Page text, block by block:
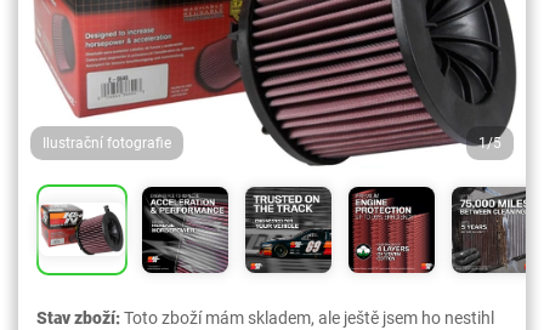
Ilustrační fotografie 1/5
Stav zboží:Toto zboží mám skladem, ale ještě jsem ho nestihl